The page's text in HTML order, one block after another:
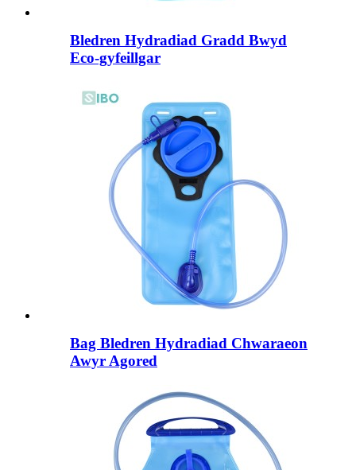
Bledren Hydradiad Gradd Bwyd
Eco-gyfeillgar
Bag Bledren Hydradiad Chwaraeon
Awyr Agored